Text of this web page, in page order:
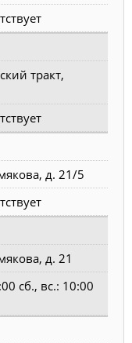
тракт,
д. 21/5
д. 21
сб., вс.: 10:00